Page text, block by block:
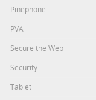
Pinephone
PVA
Secure the Web
Security
Tablet